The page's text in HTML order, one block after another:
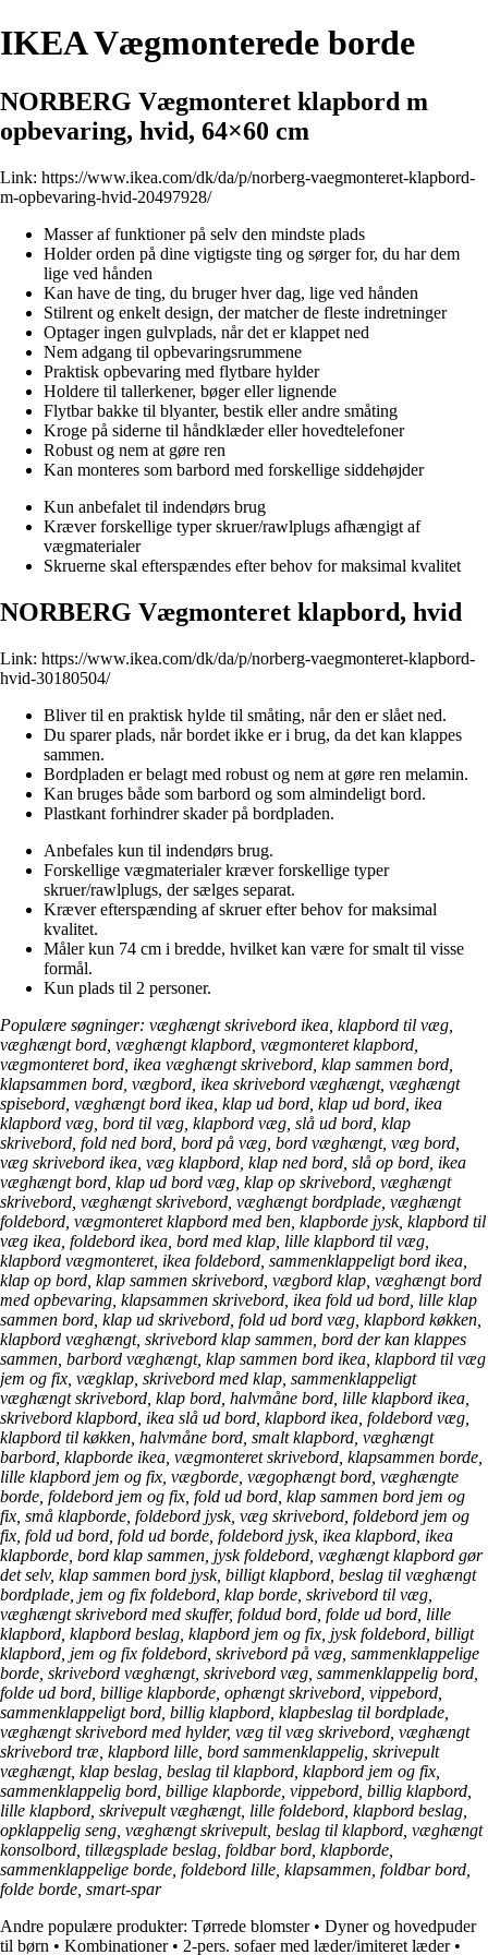
IKEA Vægmonterede borde
NORBERG Vægmonteret klapbord m
opbevaring, hvid, 64×60 cm
Link: https://www.ikea.com/dk/da/p/norberg-vaegmonteret-klapbord-
m-opbevaring-hvid-20497928/
Masser af funktioner på selv den mindste plads
Holder orden på dine vigtigste ting og sørger for, du har dem
lige ved hånden
Kan have de ting, du bruger hver dag, lige ved hånden
Stilrent og enkelt design, der matcher de fleste indretninger
Optager ingen gulvplads, når det er klappet ned
Nem adgang til opbevaringsrummene
Praktisk opbevaring med flytbare hylder
Holdere til tallerkener, bøger eller lignende
Flytbar bakke til blyanter, bestik eller andre småting
Kroge på siderne til håndklæder eller hovedtelefoner
Robust og nem at gøre ren
Kan monteres som barbord med forskellige siddehøjder
Kun anbefalet til indendørs brug
Kræver forskellige typer skruer/rawlplugs afhængigt af
vægmaterialer
Skruerne skal efterspændes efter behov for maksimal kvalitet
NORBERG Vægmonteret klapbord, hvid
Link: https://www.ikea.com/dk/da/p/norberg-vaegmonteret-klapbord-
hvid-30180504/
Bliver til en praktisk hylde til småting, når den er slået ned.
Du sparer plads, når bordet ikke er i brug, da det kan klappes
sammen.
Bordpladen er belagt med robust og nem at gøre ren melamin.
Kan bruges både som barbord og som almindeligt bord.
Plastkant forhindrer skader på bordpladen.
Anbefales kun til indendørs brug.
Forskellige vægmaterialer kræver forskellige typer
skruer/rawlplugs, der sælges separat.
Kræver efterspænding af skruer efter behov for maksimal
kvalitet.
Måler kun 74 cm i bredde, hvilket kan være for smalt til visse
formål.
Kun plads til 2 personer.
Populære søgninger: væghængt skrivebord ikea, klapbord til væg,
væghængt bord, væghængt klapbord, vægmonteret klapbord,
vægmonteret bord, ikea væghængt skrivebord, klap sammen bord,
klapsammen bord, vægbord, ikea skrivebord væghængt, væghængt
spisebord, væghængt bord ikea, klap ud bord, klap ud bord, ikea
klapbord væg, bord til væg, klapbord væg, slå ud bord, klap
skrivebord, fold ned bord, bord på væg, bord væghængt, væg bord,
væg skrivebord ikea, væg klapbord, klap ned bord, slå op bord, ikea
væghængt bord, klap ud bord væg, klap op skrivebord, væghængt
skrivebord, væghængt skrivebord, væghængt bordplade, væghængt
foldebord, vægmonteret klapbord med ben, klapborde jysk, klapbord til
væg ikea, foldebord ikea, bord med klap, lille klapbord til væg,
klapbord vægmonteret, ikea foldebord, sammenklappeligt bord ikea,
klap op bord, klap sammen skrivebord, vægbord klap, væghængt bord
med opbevaring, klapsammen skrivebord, ikea fold ud bord, lille klap
sammen bord, klap ud skrivebord, fold ud bord væg, klapbord køkken,
klapbord væghængt, skrivebord klap sammen, bord der kan klappes
sammen, barbord væghængt, klap sammen bord ikea, klapbord til væg
jem og fix, vægklap, skrivebord med klap, sammenklappeligt
væghængt skrivebord, klap bord, halvmåne bord, lille klapbord ikea,
skrivebord klapbord, ikea slå ud bord, klapbord ikea, foldebord væg,
klapbord til køkken, halvmåne bord, smalt klapbord, væghængt
barbord, klapborde ikea, vægmonteret skrivebord, klapsammen borde,
lille klapbord jem og fix, vægborde, vægophængt bord, væghængte
borde, foldebord jem og fix, fold ud bord, klap sammen bord jem og
fix, små klapborde, foldebord jysk, væg skrivebord, foldebord jem og
fix, fold ud bord, fold ud borde, foldebord jysk, ikea klapbord, ikea
klapborde, bord klap sammen, jysk foldebord, væghængt klapbord gør
det selv, klap sammen bord jysk, billigt klapbord, beslag til væghængt
bordplade, jem og fix foldebord, klap borde, skrivebord til væg,
væghængt skrivebord med skuffer, foldud bord, folde ud bord, lille
klapbord, klapbord beslag, klapbord jem og fix, jysk foldebord, billigt
klapbord, jem og fix foldebord, skrivebord på væg, sammenklappelige
borde, skrivebord væghængt, skrivebord væg, sammenklappelig bord,
folde ud bord, billige klapborde, ophængt skrivebord, vippebord,
sammenklappeligt bord, billig klapbord, klapbeslag til bordplade,
væghængt skrivebord med hylder, væg til væg skrivebord, væghængt
skrivebord træ, klapbord lille, bord sammenklappelig, skrivepult
væghængt, klap beslag, beslag til klapbord, klapbord jem og fix,
sammenklappelig bord, billige klapborde, vippebord, billig klapbord,
lille klapbord, skrivepult væghængt, lille foldebord, klapbord beslag,
opklappelig seng, væghængt skrivepult, beslag til klapbord, væghængt
konsolbord, tillægsplade beslag, foldbar bord, klapborde,
sammenklappelige borde, foldebord lille, klapsammen, foldbar bord,
folde borde, smart-spar
Andre populære produkter: Tørrede blomster• Dyner og hovedpuder
til børn • Kombinationer• 2-pers. sofaer med læder/imiteret læder•